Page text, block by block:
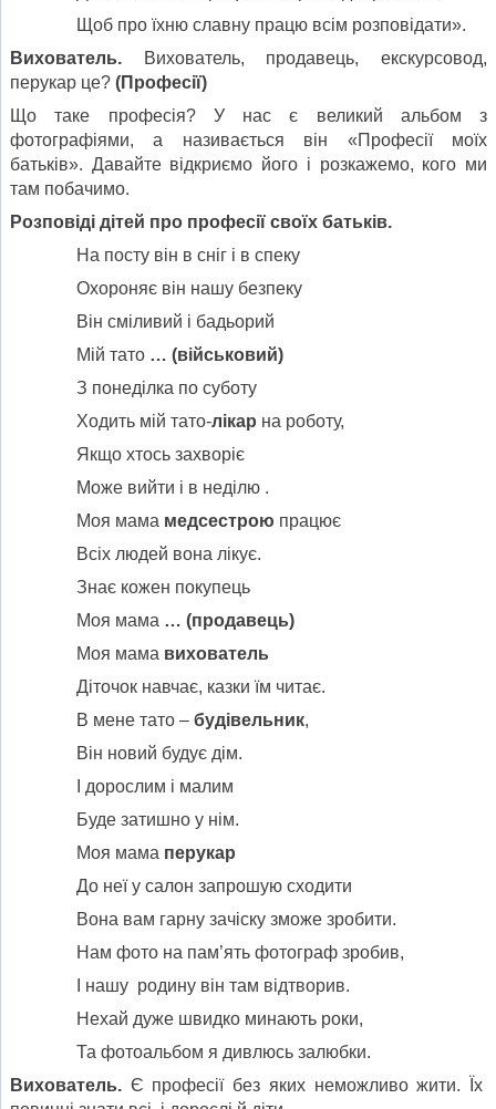
Щоб про їхню славну працю всім розповідати».
Вихователь.
Вихователь, продавець, екскурсовод,
перукар це? (Професії)
Що таке професія? У нас є великий альбом з
фотографіями, а називається він «Професії моїх
батьків». Давайте відкриємо його і розкажемо, кого ми
там побачимо.
Розповіді дітей про професії своїх батьків.
На посту він в сніг і в спеку
Охороняє він нашу безпеку
Він сміливий і бадьорий
Мій тато … (військовий)
З понеділка по суботу
Ходить мій тато-лікар на роботу,
Якщо хтось захворіє
Може вийти і в неділю .
Моя мама медсестрою працює
Всіх людей вона лікує.
Знає кожен покупець
Моя мама … (продавець)
Моя мама вихователь
Діточок навчає, казки їм читає.
В мене тато – будівельник,
Він новий будує дім.
І дорослим і малим
Буде затишно у нім.
Моя мама перукар
До неї у салон запрошую сходити
Вона вам гарну зачіску зможе зробити.
Нам фото на пам’ять фотограф зробив,
І нашу родину він там відтворив.
Нехай дуже швидко минають роки,
Та фотоальбом я дивлюсь залюбки.
Вихователь. Є професії без яких неможливо жити. Їх